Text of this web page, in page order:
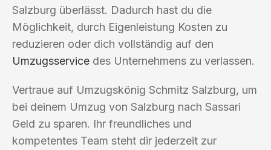
Salzburg überlässt. Dadurch hast du die
Möglichkeit, durch Eigenleistung Kosten zu
reduzieren oder dich vollständig auf den
Umzugsservice des Unternehmens zu verlassen.
Vertraue auf Umzugskönig Schmitz Salzburg, um
bei deinem Umzug von Salzburg nach Sassari
Geld zu sparen. Ihr freundliches und
kompetentes Team steht dir jederzeit zur